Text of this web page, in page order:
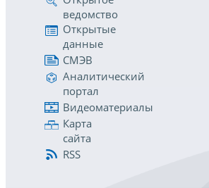
ведомство
Открытые
данные
СМЭВ
Аналитический
портал
Видеоматериалы
Карта
сайта
RSS